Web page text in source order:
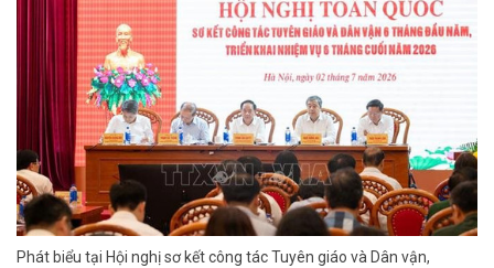
Phát biểu tại Hội nghị sơ kết công tác Tuyên giáo và Dân vận,